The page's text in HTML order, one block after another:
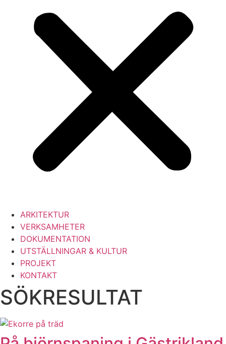
ARKITEKTUR
VERKSAMHETER
DOKUMENTATION
UTSTÄLLNINGAR & KULTUR
PROJEKT
KONTAKT
SÖKRESULTAT